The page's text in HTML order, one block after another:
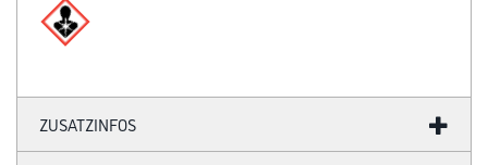
ZUSATZINFOS